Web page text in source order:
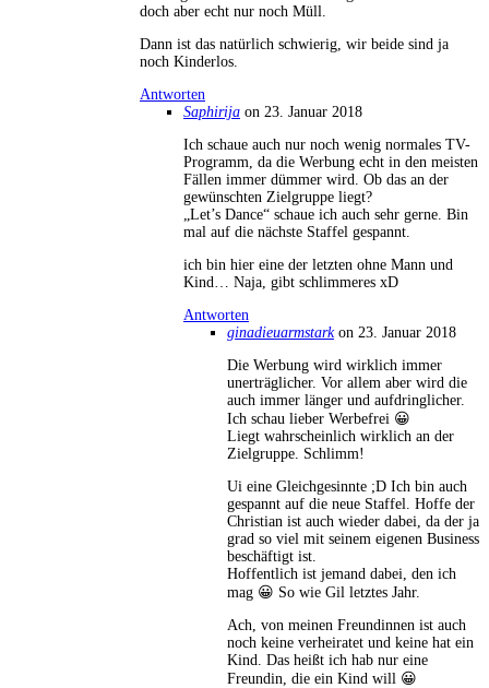
doch aber echt nur noch Müll.
Dann ist das natürlich schwierig, wir beide sind ja
noch Kinderlos.
Antworten
Saphirija on 23. Januar 2018
Ich schaue auch nur noch wenig normales TV-
Programm, da die Werbung echt in den meisten
Fällen immer dümmer wird. Ob das an der
gewünschten Zielgruppe liegt?
„Let’s Dance“ schaue ich auch sehr gerne. Bin
mal auf die nächste Staffel gespannt.
ich bin hier eine der letzten ohne Mann und
Kind… Naja, gibt schlimmeres xD
Antworten
ginadieuarmstark on 23. Januar 2018
Die Werbung wird wirklich immer
unerträglicher. Vor allem aber wird die
auch immer länger und aufdringlicher.
Ich schau lieber Werbefrei 😀
Liegt wahrscheinlich wirklich an der
Zielgruppe. Schlimm!
Ui eine Gleichgesinnte ;D Ich bin auch
gespannt auf die neue Staffel. Hoffe der
Christian ist auch wieder dabei, da der ja
grad so viel mit seinem eigenen Business
beschäftigt ist.
Hoffentlich ist jemand dabei, den ich
mag 😀 So wie Gil letztes Jahr.
Ach, von meinen Freundinnen ist auch
noch keine verheiratet und keine hat ein
Kind. Das heißt ich hab nur eine
Freundin, die ein Kind will 😀